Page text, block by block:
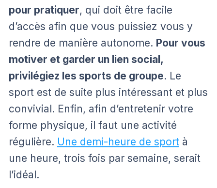
pour pratiquer, qui doit être facile
d’accès afin que vous puissiez vous y
rendre de manière autonome. Pour vous
motiver et garder un lien social,
privilégiez les sports de groupe. Le
sport est de suite plus intéressant et plus
convivial. Enfin, afin d’entretenir votre
forme physique, il faut une activité
régulière. Une demi-heure de sport à
une heure, trois fois par semaine, serait
l’idéal.